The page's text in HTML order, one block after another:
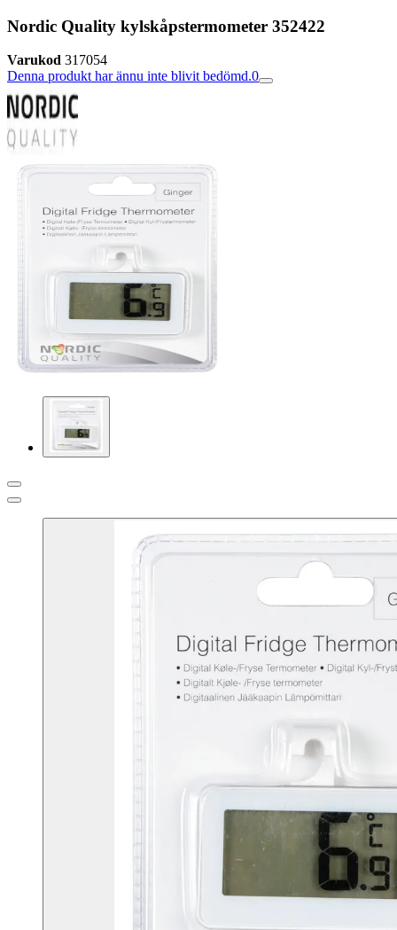
Nordic Quality kylskåpstermometer 352422
Varukod 317054
Denna produkt har ännu inte blivit bedömd.0